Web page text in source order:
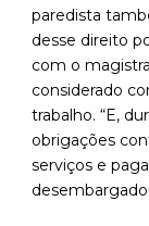
paredista
desse direito
com o
considerado
trabalho. “E,
obrigações
serviços e